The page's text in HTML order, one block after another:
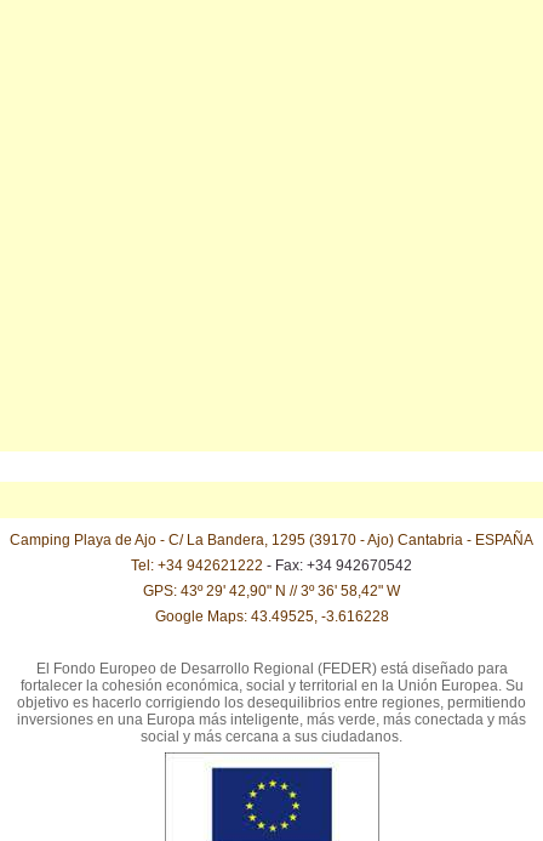
Camping Playa de Ajo - C/ La Bandera, 1295 (39170 - Ajo) Cantabria - ESPAÑA
Tel: +34 942621222 - Fax: +34 942670542
GPS: 43º 29' 42,90" N // 3º 36' 58,42" W
Google Maps: 43.49525, -3.616228
El Fondo Europeo de Desarrollo Regional (FEDER) está diseñado para
fortalecer la cohesión económica, social y territorial en la Unión Europea. Su
objetivo es hacerlo corrigiendo los desequilibrios entre regiones, permitiendo
inversiones en una Europa más inteligente, más verde, más conectada y más
social y más cercana a sus ciudadanos.